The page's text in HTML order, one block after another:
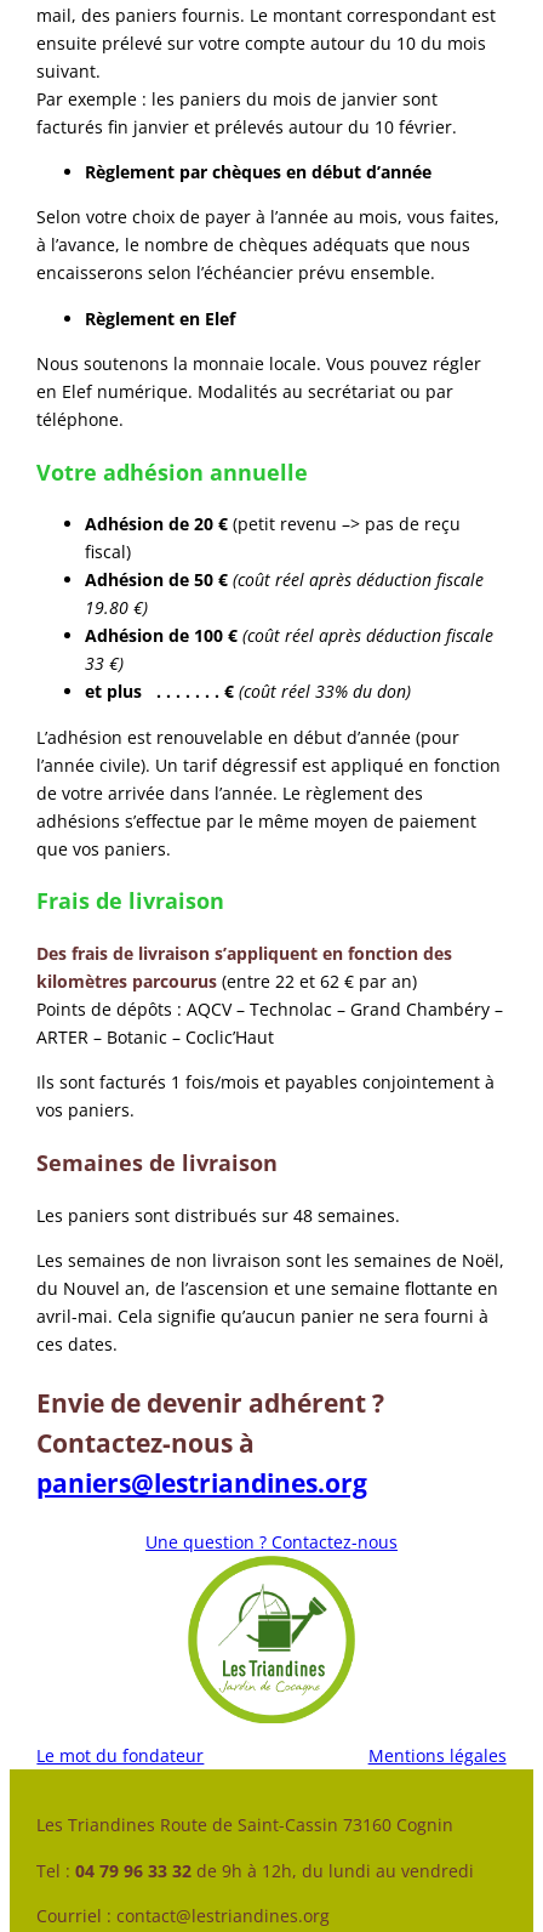
mail, des paniers fournis. Le montant correspondant est
ensuite prélevé sur votre compte autour du 10 du mois
suivant.
Par exemple : les paniers du mois de janvier sont
facturés fin janvier et prélevés autour du 10 février.
Règlement par chèques en début d’année
Selon votre choix de payer à l’année au mois, vous faites,
à l’avance, le nombre de chèques adéquats que nous
encaisserons selon l’échéancier prévu ensemble.
Règlement en Elef
Nous soutenons la monnaie locale. Vous pouvez régler
en Elef numérique. Modalités au secrétariat ou par
téléphone.
Votre adhésion annuelle
Adhésion de 20 €(petit revenu –> pas de reçu
fiscal)
Adhésion de 50 € (coût réel après déduction fiscale
19.80 €)
Adhésion de 100 €(coût réel après déduction fiscale
33 €)
et plus . . . . . . . € (coût réel 33% du don)
L’adhésion est renouvelable en début d’année (pour
l’année civile). Un tarif dégressif est appliqué en fonction
de votre arrivée dans l’année. Le règlement des
adhésions s’effectue par le même moyen de paiement
que vos paniers.
Frais de livraison
Des frais de livraison s’appliquent en fonction des
kilomètres parcourus(entre 22 et 62 € par an)
Points de dépôts : AQCV – Technolac – Grand Chambéry –
ARTER – Botanic – Coclic’Haut
Ils sont facturés 1 fois/mois et payables conjointement à
vos paniers.
Semaines de livraison
Les paniers sont distribués sur 48 semaines.
Les semaines de non livraison sont les semaines de Noël,
du Nouvel an, de l’ascension et une semaine flottante en
avril-mai. Cela signifie qu’aucun panier ne sera fourni à
ces dates.
Envie de devenir adhérent ?
Contactez-nous à
paniers@lestriandines.org
Une question ? Contactez-nous
Le mot du fondateur Mentions légales
Les Triandines Route de Saint-Cassin 73160 Cognin
Tel :04 79 96 33 32 de 9h à 12h, du lundi au vendredi
Courriel : contact@lestriandines.org